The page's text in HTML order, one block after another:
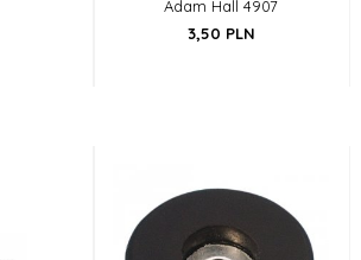
Adam Hall 4907
3,50 PLN